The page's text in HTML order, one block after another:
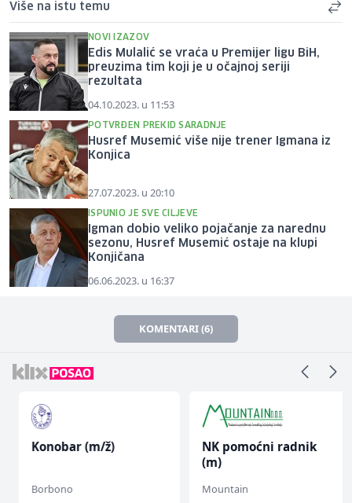
Više na istu temu
NOVI IZAZOV
Edis Mulalić se vraća u Premijer ligu BiH,
preuzima tim koji je u očajnoj seriji
rezultata
04.10.2023. u 11:53
POTVRĐEN PREKID SARADNJE
Husref Musemić više nije trener Igmana iz
Konjica
27.07.2023. u 20:10
ISPUNIO JE SVE CILJEVE
Igman dobio veliko pojačanje za narednu
sezonu, Husref Musemić ostaje na klupi
Konjičana
06.06.2023. u 16:37
KOMENTARI (6)
Konobar (m/ž)
Borbono
NK pomoćni radnik
(m)
Mountain